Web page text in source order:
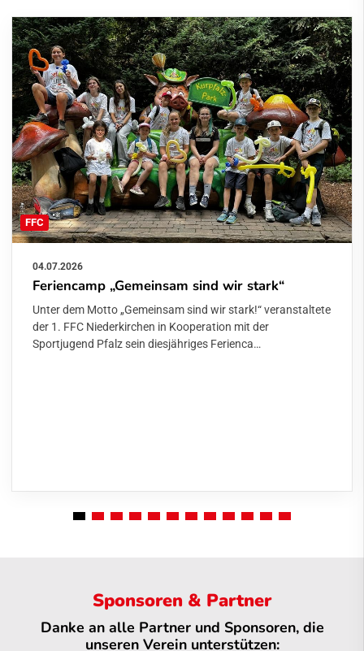
FFC
04.07.2026
Feriencamp „Gemeinsam sind wir stark“
Unter dem Motto „Gemeinsam sind wir stark!“ veranstaltete
der 1. FFC Niederkirchen in Kooperation mit der
Sportjugend Pfalz sein diesjähriges Ferienca…
Sponsoren & Partner
Danke an alle Partner und Sponsoren, die
unseren Verein unterstützen: